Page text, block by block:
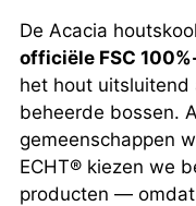
De Acacia
officiële FSC
het hout
beheerde bossen.
gemeenschappen
ECHT® kiezen we
producten —